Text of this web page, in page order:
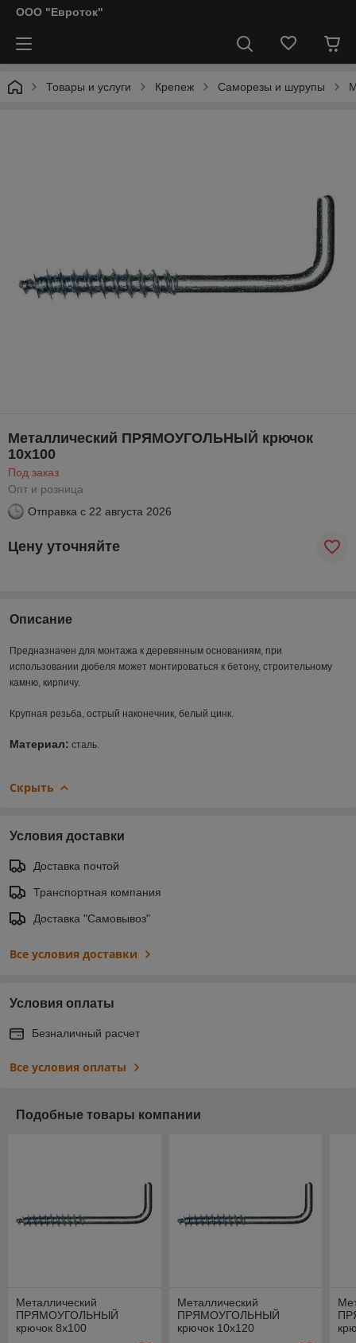
ООО "Евроток"
Товары и услуги Крепеж Саморезы и шурупы
Металлический ПРЯМОУГОЛЬНЫЙ крючок
10х100
Под заказ
Опт и розница
Отправка с 22 августа 2026
Цену уточняйте
Описание
Предназначен для монтажа к деревянным основаниям, при
использовании дюбеля может монтироваться к бетону, строительному
камню, кирпичу.
Крупная резьба, острый наконечник, белый цинк.
Материал: сталь.
Скрыть
Условия доставки
Доставка почтой
Транспортная компания
Доставка "Самовывоз"
Все условия доставки
Условия оплаты
Безналичный расчет
Все условия оплаты
Подобные товары компании
Металлический
ПРЯМОУГОЛЬНЫЙ
крючок 8х100
Металлический
ПРЯМОУГОЛЬНЫЙ
крючок 10х120